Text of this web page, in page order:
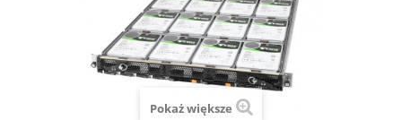
Pokaż większe